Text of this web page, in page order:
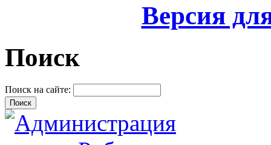
Версия
Поиск
Поиск на сайте: